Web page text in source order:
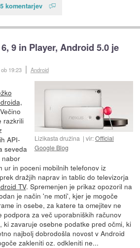
komentarjev
9 in Player, Android 5.0 je
ob 19:23 Android
Lizikasta družina vir:Official
Google Blog
razkrili
API-
seveda
nabor
ur in poceni mobilnih telefonov iz
dražjih naprav in tablic do televizorja
TV. Spremenjen je prikaz opozoril na
je način 'ne moti', kjer je mogoče
in osebe, za katere ta omejitev ne
podpora za več uporabniških računov
ki zavaruje osebne podatke pred očmi, ki
najbolj dobrodošla novost v Android
zakleniti oz. odkleniti ne...